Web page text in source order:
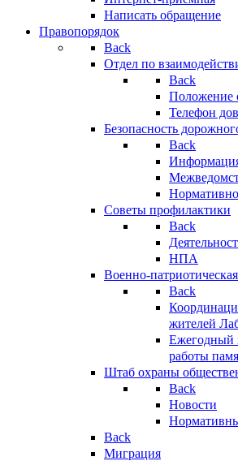
Написать обращение
Правопорядок
Back
Отдел по
Back
Положение
Телефон
Безопасность
Back
Советы профилактики
Back
НПА
Военно-
Back
жителей
Ежегодный
работы
Штаб охраны
Back
Новости
Back
Миграция